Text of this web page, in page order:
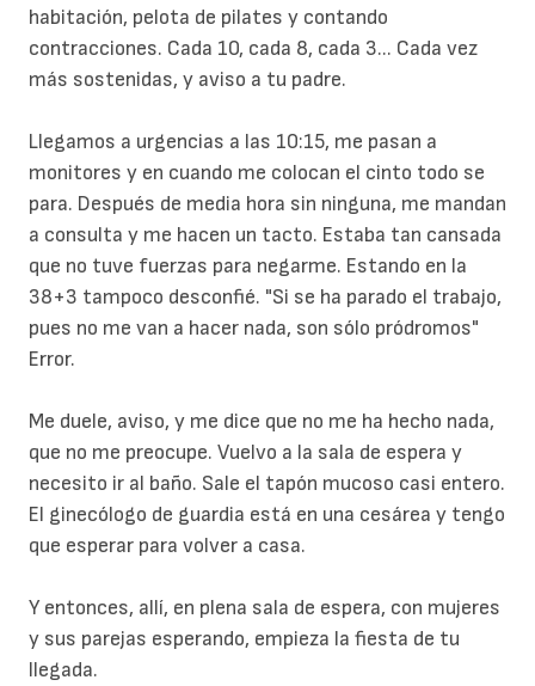
habitación, pelota de pilates y contando
contracciones. Cada 10, cada 8, cada 3... Cada vez
más sostenidas, y aviso a tu padre.
Llegamos a urgencias a las 10:15, me pasan a
monitores y en cuando me colocan el cinto todo se
para. Después de media hora sin ninguna, me mandan
a consulta y me hacen un tacto. Estaba tan cansada
que no tuve fuerzas para negarme. Estando en la
38+3 tampoco desconfié. "Si se ha parado el trabajo,
pues no me van a hacer nada, son sólo pródromos"
Error.
Me duele, aviso, y me dice que no me ha hecho nada,
que no me preocupe. Vuelvo a la sala de espera y
necesito ir al baño. Sale el tapón mucoso casi entero.
El ginecólogo de guardia está en una cesárea y tengo
que esperar para volver a casa.
Y entonces, allí, en plena sala de espera, con mujeres
y sus parejas esperando, empieza la fiesta de tu
llegada.